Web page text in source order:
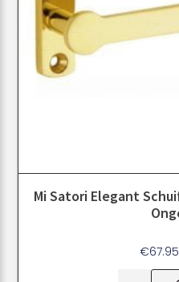
Mi Satori Elegant
€67.95